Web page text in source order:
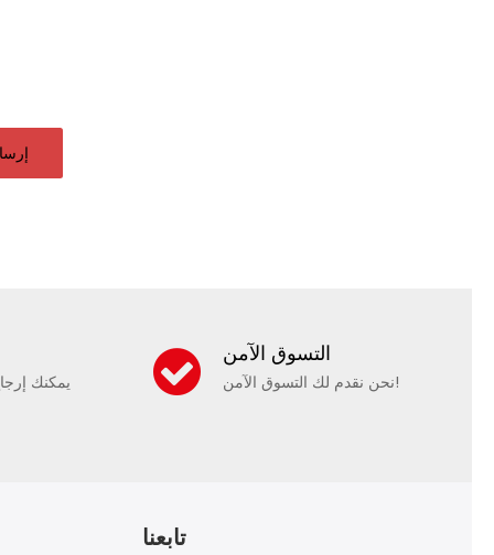
يمكنك
التسوق الآمن
نحن نقدم لك التسوق الآمن!
تابعنا